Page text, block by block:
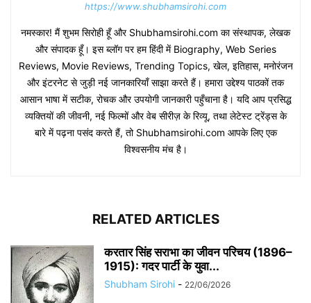
https://www.shubhamsirohi.com
नमस्कार! मैं शुभम सिरोही हूँ और Shubhamsirohi.com का संस्थापक, लेखक
और संपादक हूँ। इस ब्लॉग पर हम हिंदी में Biography, Web Series
Reviews, Movie Reviews, Trending Topics, खेल, इतिहास, मनोरंजन
और इंटरनेट से जुड़ी नई जानकारियाँ साझा करते हैं। हमारा उद्देश्य पाठकों तक
आसान भाषा में सटीक, रोचक और उपयोगी जानकारी पहुँचाना है। यदि आप प्रसिद्ध
व्यक्तियों की जीवनी, नई फिल्मों और वेब सीरीज़ के रिव्यू, तथा लेटेस्ट ट्रेंड्स के
बारे में पढ़ना पसंद करते हैं, तो Shubhamsirohi.com आपके लिए एक
विश्वसनीय मंच है।
RELATED ARTICLES
करतार सिंह सराभा का जीवन परिचय (1896–
1915): गदर पार्टी के युवा...
Shubham Sirohi - 22/06/2026